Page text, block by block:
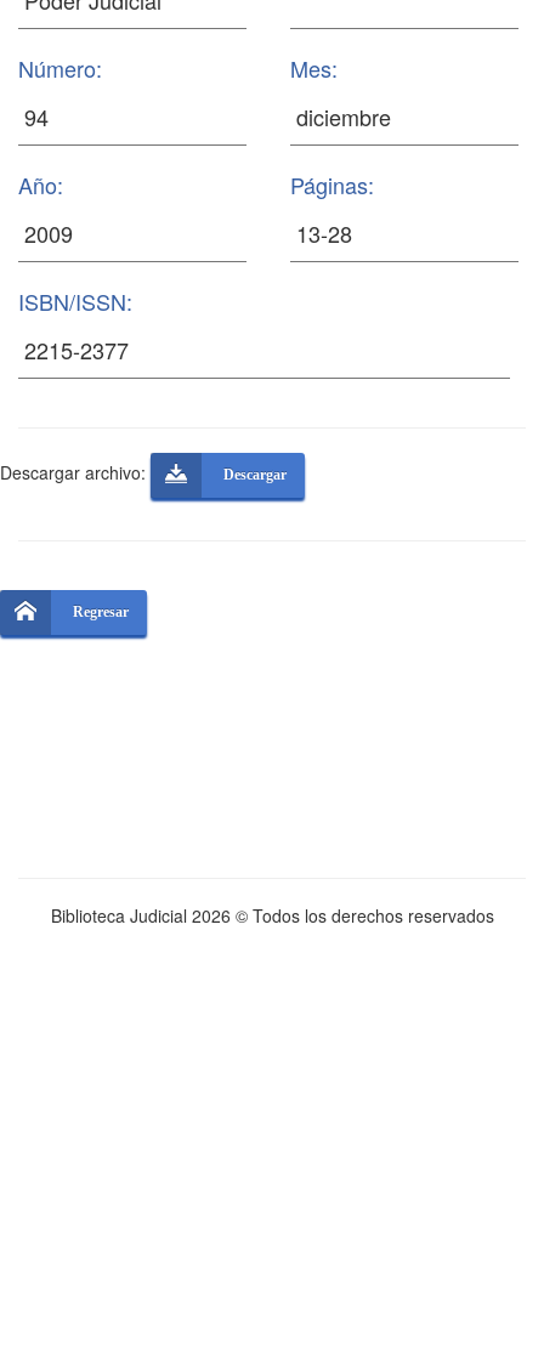
Número: Mes:
Año: Páginas:
ISBN/ISSN:
Descargar archivo: Descargar
Regresar
Biblioteca Judicial 2026 © Todos los derechos reservados